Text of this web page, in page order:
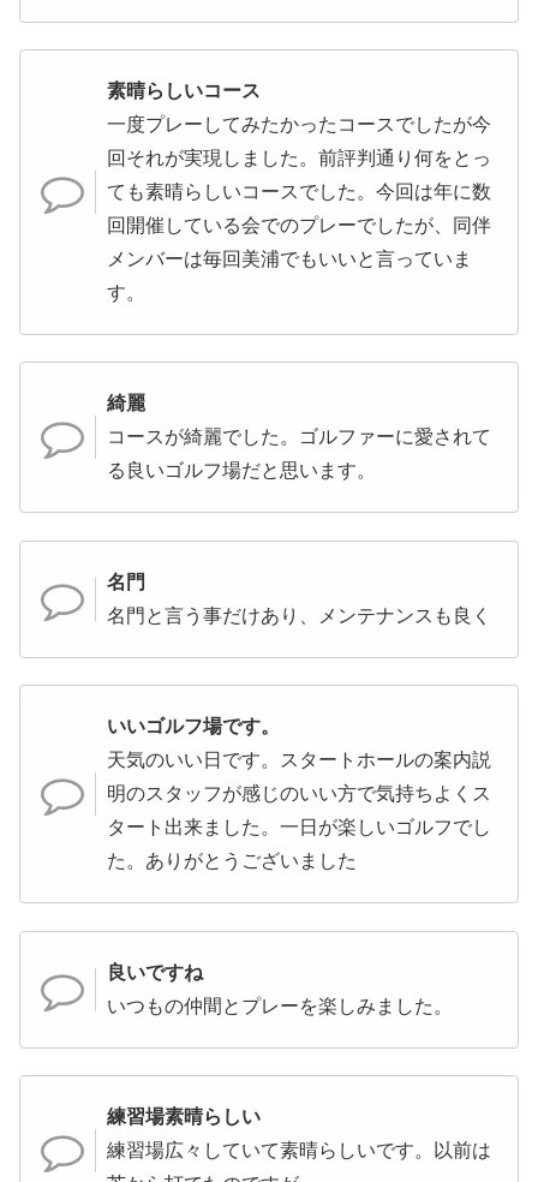
素晴らしいコース
一度プレーしてみたかったコースでしたが今
回それが実現しました。前評判通り何をとっ
ても素晴らしいコースでした。今回は年に数
回開催している会でのプレーでしたが、同伴
メンバーは毎回美浦でもいいと言っていま
す。
綺麗
コースが綺麗でした。ゴルファーに愛されて
る良いゴルフ場だと思います。
名門
名門と言う事だけあり、メンテナンスも良く
いいゴルフ場です。
天気のいい日です。スタートホールの案内説
明のスタッフが感じのいい方で気持ちよくス
タート出来ました。一日が楽しいゴルフでし
た。ありがとうございました
良いですね
いつもの仲間とプレーを楽しみました。
練習場素晴らしい
練習場広々していて素晴らしいです。以前は